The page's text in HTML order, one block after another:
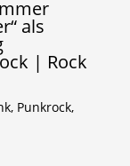
als
| Rock
, Punkrock,